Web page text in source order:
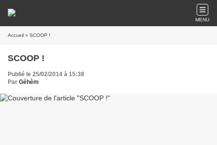
MENU
Accueil » SCOOP !
SCOOP !
Publié le 25/02/2014 à 15:38
Par Géhèm